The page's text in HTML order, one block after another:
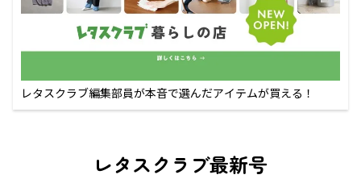
レタスクラブ編集部員が本音で選んだアイテムが買える！
レタスクラブ最新号